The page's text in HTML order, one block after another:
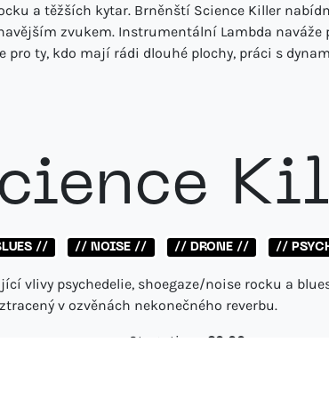
a těžších kytar. Brněnští Science Killer
zvukem. Instrumentální Lambda
ty, kdo mají rádi dlouhé plochy, práci s
// // NOISE // // DRONE // //
vlivy psychedelie, shoegaze/noise rocku a
v ozvěnách nekonečného reverbu.
Stage time: 20:00